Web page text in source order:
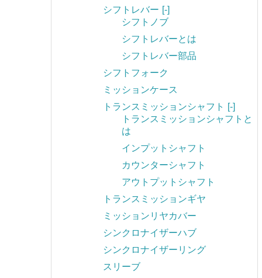
シフトレバー [-]
シフトノブ
シフトレバーとは
シフトレバー部品
シフトフォーク
ミッションケース
トランスミッションシャフト
[-]
トランスミッションシャフトと
は
インプットシャフト
カウンターシャフト
アウトプットシャフト
トランスミッションギヤ
ミッションリヤカバー
シンクロナイザーハブ
シンクロナイザーリング
スリーブ